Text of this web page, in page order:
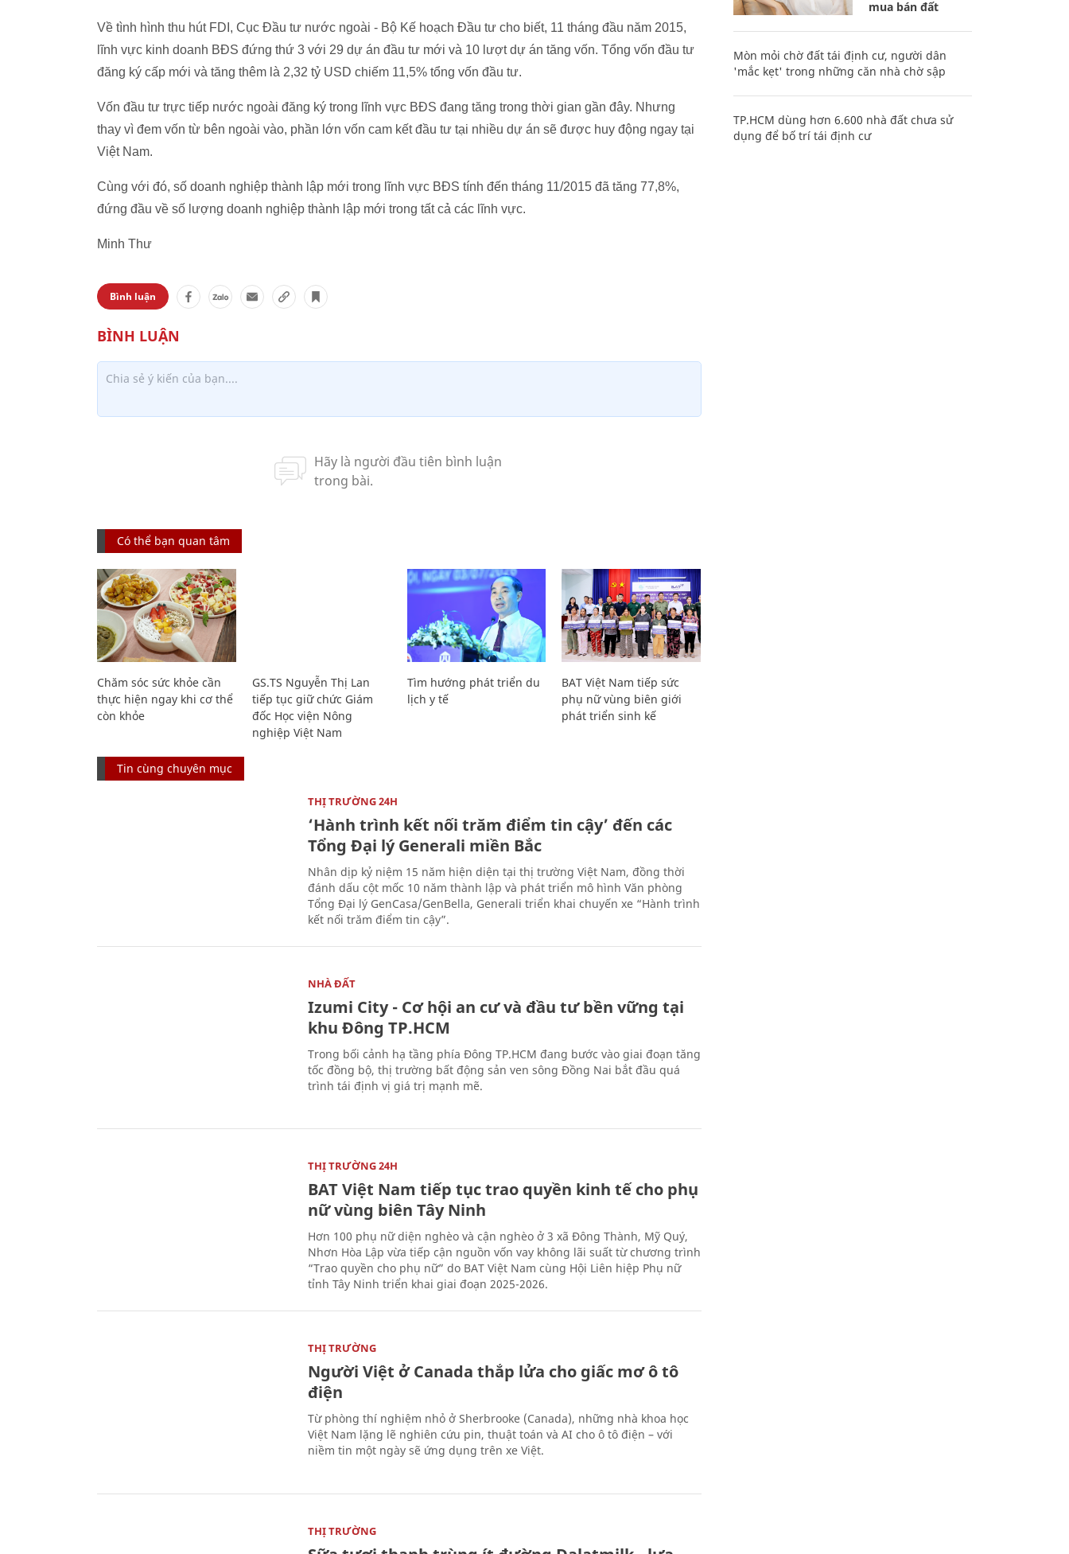
Về tình hình thu hút FDI, Cục Đầu tư nước ngoài - Bộ Kế hoạch Đầu tư cho biết, 11 tháng đầu năm 2015,
lĩnh vực kinh doanh BĐS đứng thứ 3 với 29 dự án đầu tư mới và 10 lượt dự án tăng vốn. Tổng vốn đầu tư
đăng ký cấp mới và tăng thêm là 2,32 tỷ USD chiếm 11,5% tổng vốn đầu tư.
Vốn đầu tư trực tiếp nước ngoài đăng ký trong lĩnh vực BĐS đang tăng trong thời gian gần đây. Nhưng
thay vì đem vốn từ bên ngoài vào, phần lớn vốn cam kết đầu tư tại nhiều dự án sẽ được huy động ngay tại
Việt Nam.
Cùng với đó, số doanh nghiệp thành lập mới trong lĩnh vực BĐS tính đến tháng 11/2015 đã tăng 77,8%,
đứng đầu về số lượng doanh nghiệp thành lập mới trong tất cả các lĩnh vực.
Minh Thư
Bình luận
Có thể bạn quan tâm
Chăm sóc sức khỏe cần
thực hiện ngay khi cơ thể
còn khỏe
GS.TS Nguyễn Thị Lan
tiếp tục giữ chức Giám
đốc Học viện Nông
nghiệp Việt Nam
Tìm hướng phát triển du
lịch y tế
BAT Việt Nam tiếp sức
phụ nữ vùng biên giới
phát triển sinh kế
Tin cùng chuyên mục
THỊ TRƯỜNG 24H
‘Hành trình kết nối trăm điểm tin cậy’ đến các
Tổng Đại lý Generali miền Bắc
Nhân dịp kỷ niệm 15 năm hiện diện tại thị trường Việt Nam, đồng thời
đánh dấu cột mốc 10 năm thành lập và phát triển mô hình Văn phòng
Tổng Đại lý GenCasa/GenBella, Generali triển khai chuyến xe “Hành trình
kết nối trăm điểm tin cậy”.
NHÀ ĐẤT
Izumi City - Cơ hội an cư và đầu tư bền vững tại
khu Đông TP.HCM
Trong bối cảnh hạ tầng phía Đông TP.HCM đang bước vào giai đoạn tăng
tốc đồng bộ, thị trường bất động sản ven sông Đồng Nai bắt đầu quá
trình tái định vị giá trị mạnh mẽ.
THỊ TRƯỜNG 24H
BAT Việt Nam tiếp tục trao quyền kinh tế cho phụ
nữ vùng biên Tây Ninh
Hơn 100 phụ nữ diện nghèo và cận nghèo ở 3 xã Đông Thành, Mỹ Quý,
Nhơn Hòa Lập vừa tiếp cận nguồn vốn vay không lãi suất từ chương trình
“Trao quyền cho phụ nữ” do BAT Việt Nam cùng Hội Liên hiệp Phụ nữ
tỉnh Tây Ninh triển khai giai đoạn 2025-2026.
THỊ TRƯỜNG
Người Việt ở Canada thắp lửa cho giấc mơ ô tô
điện
Từ phòng thí nghiệm nhỏ ở Sherbrooke (Canada), những nhà khoa học
Việt Nam lặng lẽ nghiên cứu pin, thuật toán và AI cho ô tô điện – với
niềm tin một ngày sẽ ứng dụng trên xe Việt.
THỊ TRƯỜNG
mua bán đất
Mòn mỏi chờ đất tái định cư, người dân
'mắc kẹt' trong những căn nhà chờ sập
TP.HCM dùng hơn 6.600 nhà đất chưa sử
dụng để bố trí tái định cư